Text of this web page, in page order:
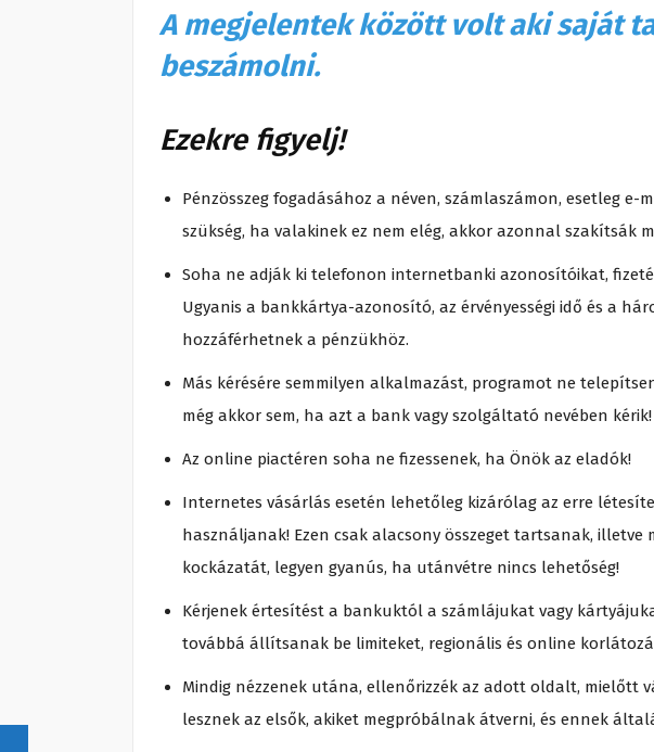
A megjelentek között volt aki saját
beszámolni.
Ezekre figyelj!
Pénzösszeg fogadásához a néven, számlaszámon, esetleg
szükség, ha valakinek ez nem elég, akkor azonnal szakítsák
Soha ne adják ki telefonon internetbanki azonosítóikat,
Ugyanis a bankkártya-azonosító, az érvényességi idő és a
hozzáférhetnek a pénzükhöz.
Más kérésére semmilyen alkalmazást, programot ne
még akkor sem, ha azt a bank vagy szolgáltató nevében kérik!
Az online piactéren soha ne fizessenek, ha Önök az eladók!
Internetes vásárlás esetén lehetőleg kizárólag az erre
használjanak! Ezen csak alacsony összeget tartsanak,
kockázatát, legyen gyanús, ha utánvétre nincs lehetőség!
Kérjenek értesítést a bankuktól a számlájukat vagy
továbbá állítsanak be limiteket, regionális és online
Mindig nézzenek utána, ellenőrizzék az adott oldalt, mielőtt
lesznek az elsők, akiket megpróbálnak átverni, és ennek